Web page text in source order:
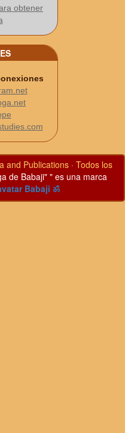
obtener
and Publications · Todos los
de Babaji" " es una marca
Babaji ॐ